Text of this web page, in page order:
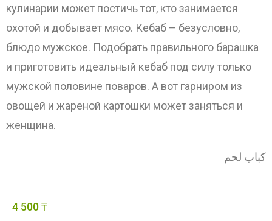
кулинарии может постичь тот, кто занимается
охотой и добывает мясо. Кебаб – безусловно,
блюдо мужское. Подобрать правильного барашка
и приготовить идеальный кебаб под силу только
мужской половине поваров. А вот гарниром из
овощей и жареной картошки может заняться и
женщина.
كباب لحم
4 500₸